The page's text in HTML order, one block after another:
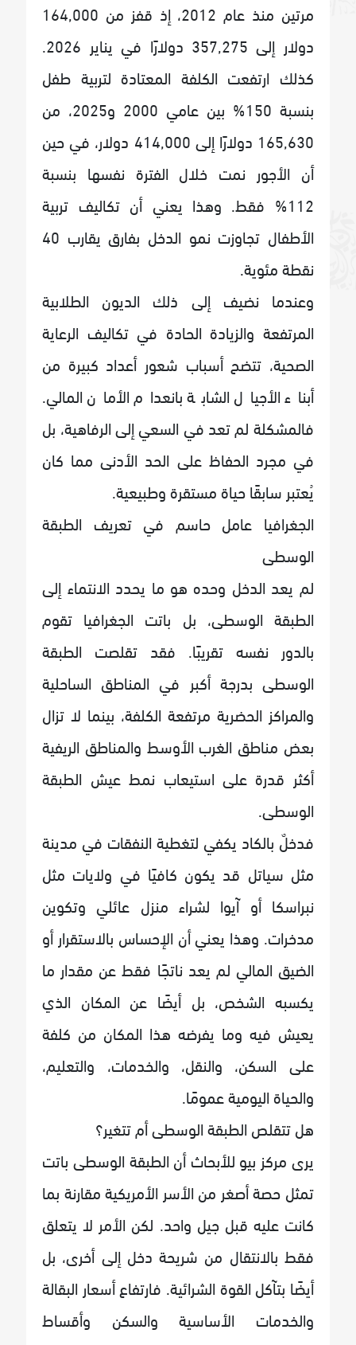
مرتين منذ عام 2012، إذ قفز من 164,000
كذلك ارتفعت الكلفة المعتادة لتربية طفل
بنسبة 150% بين عامي 2000 و2025، من
165,630 دولارًا إلى 414,000 دولار، في حين
أن الأجور نمت خلال الفترة نفسها بنسبة
112% فقط. وهذا يعني أن تكاليف تربية
الأطفال تجاوزت نمو الدخل بفارق يقارب 40
نقطة مئوية.
وعندما نضيف إلى ذلك الديون الطلابية
المرتفعة والزيادة الحادة في تكاليف الرعاية
الصحية، تتضح أسباب شعور أعداد كبيرة من
أبناء الأجيال الشابة بانعدام الأمان المالي.
فالمشكلة لم تعد في السعي إلى الرفاهية، بل
في مجرد الحفاظ على الحد الأدنى مما كان
يُعتبر سابقًا حياة مستقرة وطبيعية.
الجغرافيا عامل حاسم في تعريف الطبقة
الوسطى
لم يعد الدخل وحده هو ما يحدد الانتماء إلى
الطبقة الوسطى، بل باتت الجغرافيا تقوم
بالدور نفسه تقريبًا. فقد تقلصت الطبقة
الوسطى بدرجة أكبر في المناطق الساحلية
والمراكز الحضرية مرتفعة الكلفة، بينما لا تزال
بعض مناطق الغرب الأوسط والمناطق الريفية
أكثر قدرة على استيعاب نمط عيش الطبقة
الوسطى.
فدخلٌ بالكاد يكفي لتغطية النفقات في مدينة
مثل سياتل قد يكون كافيًا في ولايات مثل
نبراسكا أو آيوا لشراء منزل عائلي وتكوين
مدخرات. وهذا يعني أن الإحساس بالاستقرار أو
الضيق المالي لم يعد ناتجًا فقط عن مقدار ما
يكسبه الشخص، بل أيضًا عن المكان الذي
يعيش فيه وما يفرضه هذا المكان من كلفة
على السكن، والنقل، والخدمات، والتعليم،
والحياة اليومية عمومًا.
هل تتقلص الطبقة الوسطى أم تتغير؟
يرى مركز بيو للأبحاث أن الطبقة الوسطى باتت
تمثل حصة أصغر من الأسر الأمريكية مقارنة بما
كانت عليه قبل جيل واحد. لكن الأمر لا يتعلق
فقط بالانتقال من شريحة دخل إلى أخرى، بل
أيضًا بتآكل القوة الشرائية. فارتفاع أسعار البقالة
والخدمات الأساسية والسكن وأقساط